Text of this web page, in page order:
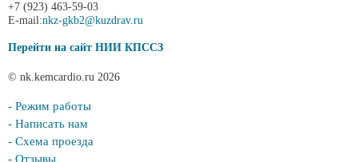
+7 (923) 463-59-03
E-mail:nkz-gkb2@kuzdrav.ru
Перейти на сайт НИИ КПССЗ
© nk.kemcardio.ru 2026
- Режим работы
- Написать нам
- Схема проезда
- Отзывы